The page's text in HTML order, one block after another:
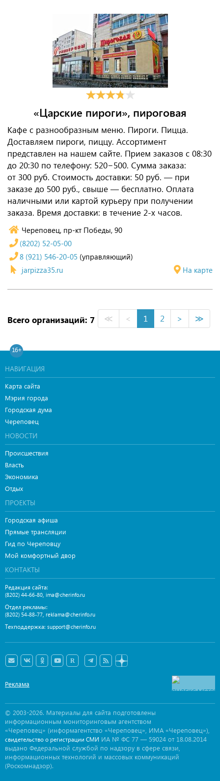
«Царские пироги», пироговая
Кафе с разнообразным меню. Пироги. Пицца.
Доставляем пироги, пиццу. Ассортимент
представлен на нашем сайте. Прием заказов с 08:30
до 20:30 по телефону: 520−500. Сумма заказа:
от 300 руб. Стоимость доставки: 50 руб. — при
заказе до 500 руб., свыше — бесплатно. Оплата
наличными или картой курьеру при получении
заказа. Время доставки: в течение 2-х часов.
Череповец, пр-кт Победы, 90
На карте
(8202) 52-05-00
8 (921) 546-20-05 (управляющий)
jarpizza35.ru
Всего организаций: 7 ≪ < 1 2 > ≫
16+
НАВИГАЦИЯ
Карта сайта
Мэрия города
Городская дума
Череповец
НОВОСТИ
Происшествия
Власть
Экономика
Отдых
ПРОЕКТЫ
Городская афиша
Прямые трансляции
Гид по Череповцу
Мой комфортный двор
КОНТАКТЫ
Редакция сайта:
(8202) 44-66-80, ima@cherinfo.ru
Отдел рекламы:
(8202) 54-88-77, reklama@cherinfo.ru
Техподдержка: support@cherinfo.ru
Реклама
© 2003-2026. Материалы для сайта подготовлены
информационным мониторинговым агентством
«Череповец» (информагентство «Череповец», ИМА «Череповец»),
свидетельство о регистрации СМИ ИА № ФС 77 — 59024 от 18.08.2014
выдано Федеральной службой по надзору в сфере связи,
информационных технологий и массовых коммуникаций
(Роскомнадзор).